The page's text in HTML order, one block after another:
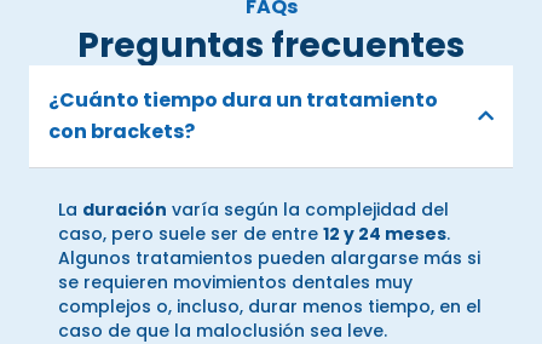
FAQs
Preguntas frecuentes
¿Cuánto tiempo dura un tratamiento
con brackets?
La duración varía según la complejidad del
caso, pero suele ser de entre 12 y 24 meses.
Algunos tratamientos pueden alargarse más si
se requieren movimientos dentales muy
complejos o, incluso, durar menos tiempo, en el
caso de que la maloclusión sea leve.